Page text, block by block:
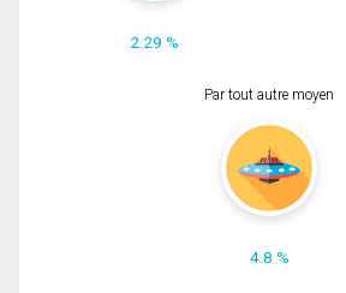
2.29 %
Par tout autre moyen
4.8 %